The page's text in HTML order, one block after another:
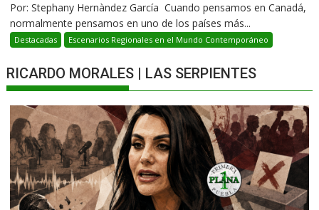
Por: Stephany Hernàndez García Cuando pensamos en Canadá,
normalmente pensamos en uno de los países más...
Destacadas Escenarios Regionales en el Mundo Contemporáneo
RICARDO MORALES | LAS SERPIENTES